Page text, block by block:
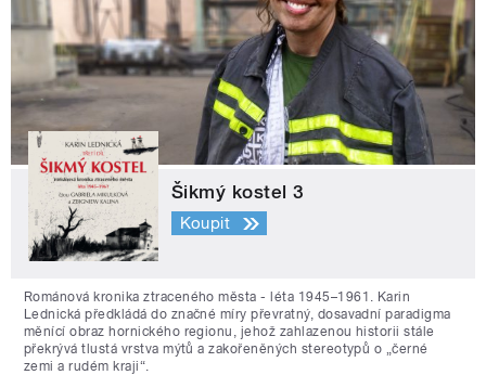
Šikmý kostel 3
Koupit
Románová kronika ztraceného města - léta 1945–1961. Karin
Lednická předkládá do značné míry převratný, dosavadní paradigma
měnící obraz hornického regionu, jehož zahlazenou historii stále
překrývá tlustá vrstva mýtů a zakořeněných stereotypů o „černé
zemi a rudém kraji“.